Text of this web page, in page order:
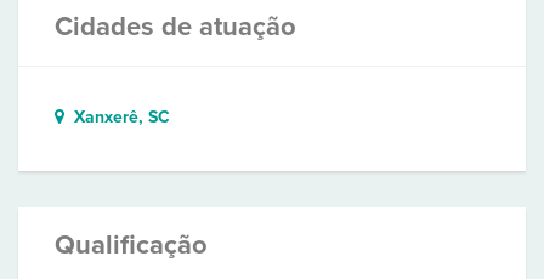
Cidades de atuação
Xanxerê, SC
Qualificação